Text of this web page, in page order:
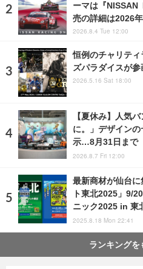
ーマは『NISSAN
売の詳細は2026
2026.8.4 Tue 12:00
恒例のチャリテ
ズパラダイスが
2026.5.16 Sat 18:00
【夏休み】人気
に。」デザイン
示…8月31日まで
2026.8.7 Fri 12:00
最新商材が仙台
ト東北2025」9/
ニック2025 in 東
2025.8.18 Mon 22:41
ランキングを